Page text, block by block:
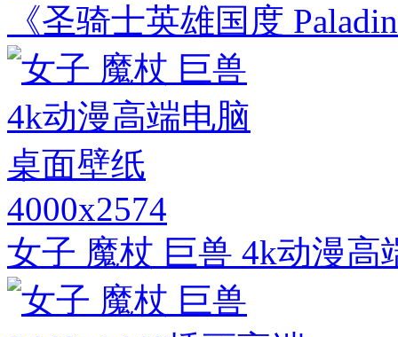
《圣骑士英雄国度
4000x2574
女子 魔杖 巨兽 4k动漫高